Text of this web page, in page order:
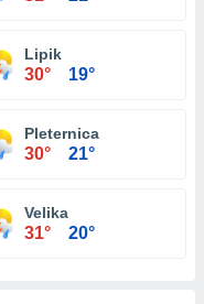
Lipik
30° 19°
Pleternica
30° 21°
Velika
31° 20°